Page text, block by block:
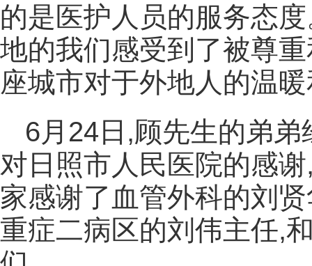
的是医护人员的服务态
地的我们感受到了被尊
座城市对于外地人的温暖
6月24日,顾先生的弟
对日照市人民医院的感
家感谢了血管外科的刘
重症二病区的刘伟主任,